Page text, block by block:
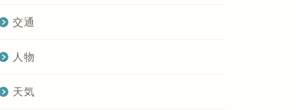
交通
人物
天気